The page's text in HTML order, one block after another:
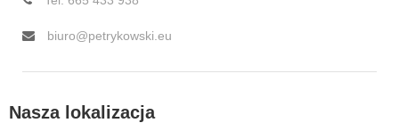
biuro@petrykowski.eu
Nasza lokalizacja